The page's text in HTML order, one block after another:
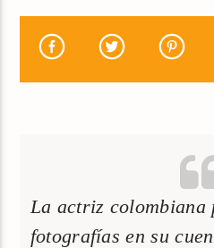
La actriz colombiana
fotografías en su